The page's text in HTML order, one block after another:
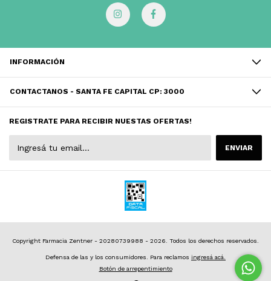
INFORMACIÓN
CONTACTANOS - SANTA FE CAPITAL CP: 3000
REGISTRATE PARA RECIBIR NUESTAS OFERTAS!
Copyright Farmacia Zentner - 20280739988 - 2026. Todos los derechos reservados.
Defensa de las y los consumidores. Para reclamos ingresá acá.
Botón de arrepentimiento